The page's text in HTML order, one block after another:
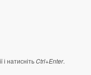
і натиснітьCtrl+Enter.